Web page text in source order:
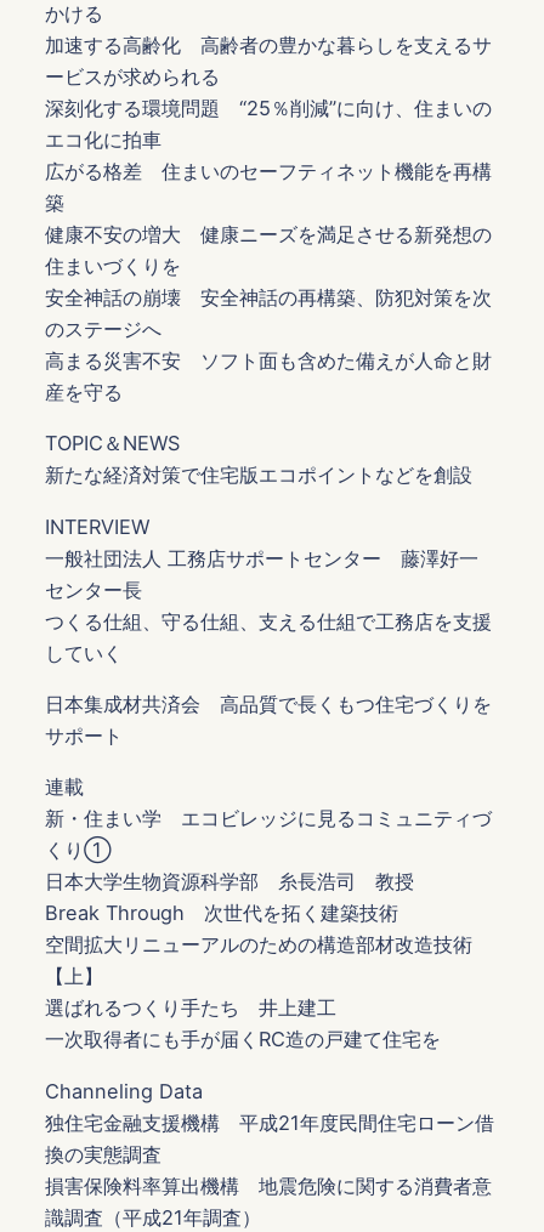
かける
加速する高齢化 高齢者の豊かな暮らしを支えるサ
ービスが求められる
深刻化する環境問題 “25％削減”に向け、住まいの
エコ化に拍車
広がる格差 住まいのセーフティネット機能を再構
築
健康不安の増大 健康ニーズを満足させる新発想の
住まいづくりを
安全神話の崩壊 安全神話の再構築、防犯対策を次
のステージへ
高まる災害不安 ソフト面も含めた備えが人命と財
産を守る
TOPIC＆NEWS
新たな経済対策で住宅版エコポイントなどを創設
INTERVIEW
一般社団法人 工務店サポートセンター 藤澤好一
センター長
つくる仕組、守る仕組、支える仕組で工務店を支援
していく
日本集成材共済会 高品質で長くもつ住宅づくりを
サポート
連載
新・住まい学 エコビレッジに見るコミュニティづ
くり①
日本大学生物資源科学部 糸長浩司 教授
Break Through 次世代を拓く建築技術
空間拡大リニューアルのための構造部材改造技術
【上】
選ばれるつくり手たち 井上建工
一次取得者にも手が届くRC造の戸建て住宅を
Channeling Data
独住宅金融支援機構 平成21年度民間住宅ローン借
換の実態調査
損害保険料率算出機構 地震危険に関する消費者意
識調査（平成21年調査）